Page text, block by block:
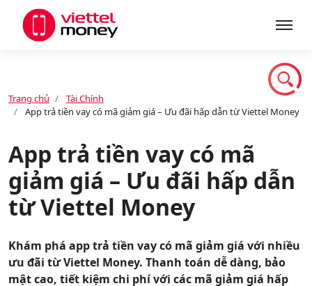
Dịch vụ
Khuyến mãi
Trang chủ
Tài Chính
App trả tiền vay có mã giảm giá – Ưu đãi hấp dẫn từ Viettel Money
App trả tiền vay có mã
giảm giá – Ưu đãi hấp dẫn
từ Viettel Money
Khám phá app trả tiền vay có mã giảm giá với nhiều
ưu đãi từ Viettel Money. Thanh toán dễ dàng, bảo
mật cao, tiết kiệm chi phí với các mã giảm giá hấp